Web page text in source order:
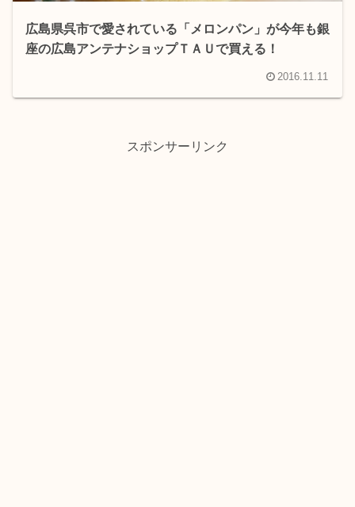
広島県呉市で愛されている「メロンパン」が今年も銀
座の広島アンテナショップＴＡＵで買える！
2016.11.11
スポンサーリンク